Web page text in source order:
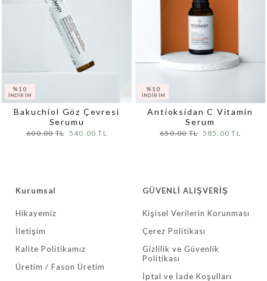
Bakuchiol Göz Çevresi
Serumu
600.00 540.00
Antioksidan C Vitamin
Serum
650.00 585.00
Kurumsal
Hikayemiz
İletişim
Kalite Politikamız
Üretim / Fason Üretim
GÜVENLİ ALIŞVERİŞ
Kişisel Verilerin Korunması
Çerez Politikası
Gizlilik ve Güvenlik
Politikası
İptal ve İade Koşulları